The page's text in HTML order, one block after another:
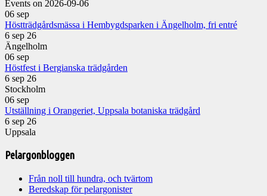
Events on 2026-09-06
06 sep
Höstträdgårdsmässa i Hembygdsparken i Ängelholm, fri entré
6 sep 26
Ängelholm
06 sep
Höstfest i Bergianska trädgården
6 sep 26
Stockholm
06 sep
Utställning i Orangeriet, Uppsala botaniska trädgård
6 sep 26
Uppsala
Pelargonbloggen
Från noll till hundra, och tvärtom
Beredskap för pelargonister